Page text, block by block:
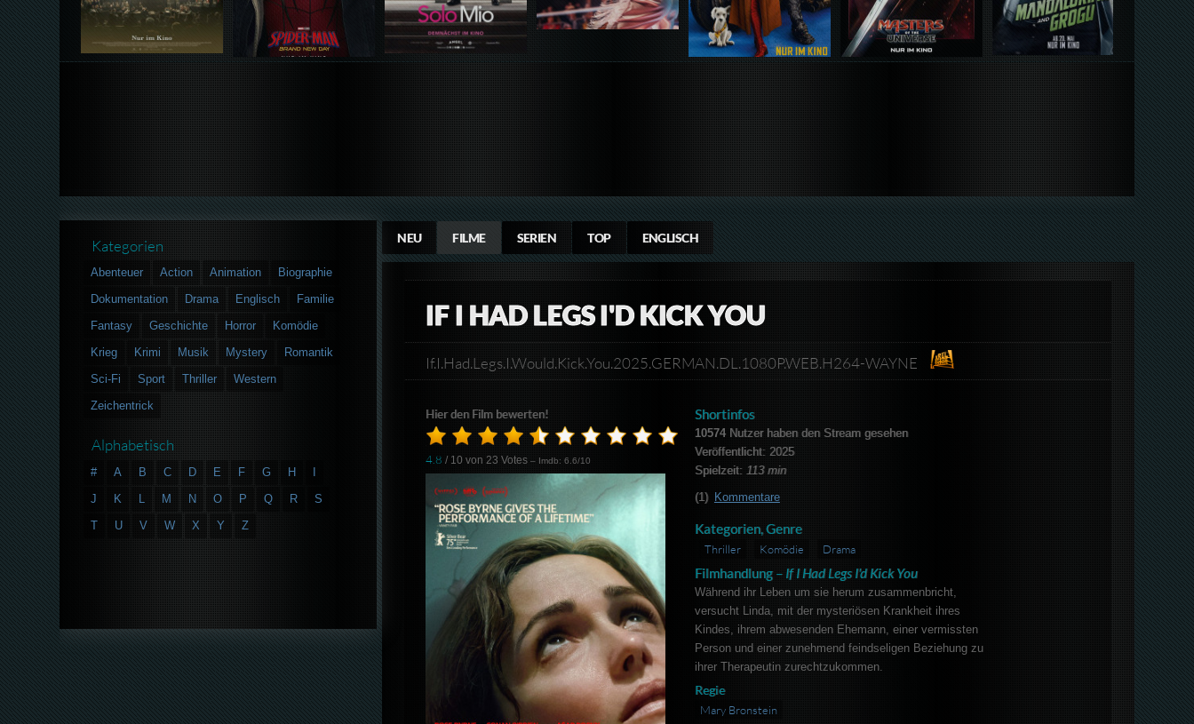
NEU FILME SERIEN TOP ENGLISCH
IF I HAD LEGS I'D KICK YOU
If.I.Had.Legs.I.Would.Kick.You.2025.GERMAN.DL.1080P.WEB.H264-WAYNE​
Hier den Film bewerten!
4.8 / 10 von23 Votes – Imdb: 6.6/10
Shortinfos
10574Nutzer haben den Stream gesehen
Veröffentlicht: 2025
Spielzeit: 113 min
(1) Kommentare
Kategorien, Genre
Thriller Komödie Drama
Filmhandlung – If I Had Legs I'd Kick You
Während ihr Leben um sie herum zusammenbricht,
versucht Linda, mit der mysteriösen Krankheit ihres
Kindes, ihrem abwesenden Ehemann, einer vermissten
Person und einer zunehmend feindseligen Beziehung zu
ihrer Therapeutin zurechtzukommen.
Regie
Mary Bronstein
Kategorien
Abenteuer Action Animation
Biographie
Dokumentation
Drama Englisch
Familie
Fantasy
Geschichte Horror
Komödie
Krieg
Krimi Musik Mystery
Romantik
Sci-Fi
Sport Thriller
Western
Zeichentrick
Alphabetisch
# A B C D E F G H
J
K L M N O P Q R
S
T
U V W X Y Z